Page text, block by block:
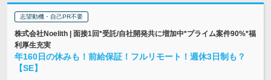
志望動機・自己PR不要
株式会社Noelith | 面接1回*受託/自社開発共に増加中*プライム案件90%*福
利厚生充実
年160日の休みも！前給保証！フルリモート！週休3日制も？
【SE】